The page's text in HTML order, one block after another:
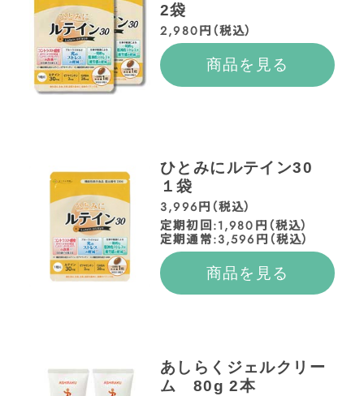
2袋
2,980円（税込）
商品を見る
ひとみにルテイン30
１袋
3,996円（税込）
定期初回:1,980円（税込）
定期通常:3,596円（税込）
商品を見る
あしらくジェルクリー
ム 80g 2本